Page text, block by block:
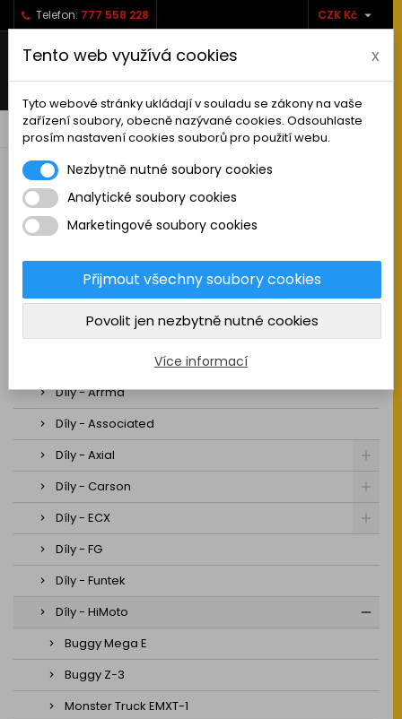
Telefon: 777 558 228 CZK Kč 
   shopping_cart0
RC AUTA
Sestavená auta elektro
Stavebnice aut elektro
Auta na spalovací motor
Náhradní díly
Díly - Arrma
Díly - Associated
Díly - Axial
Díly - Carson
Díly - ECX
Díly - FG
Díly - Funtek
Díly - HiMoto
Buggy Mega E
Buggy Z-3
Monster Truck EMXT-1
Tento web využívá cookies x
Tyto webové stránky ukládají v souladu se zákony na vaše
zařízení soubory, obecně nazývané cookies. Odsouhlaste
prosím nastavení cookies souborů pro použití webu.
Nezbytně nutné soubory cookies
Analytické soubory cookies
Marketingové soubory cookies
Přijmout všechny soubory cookies
Povolit jen nezbytně nutné cookies
Více informací